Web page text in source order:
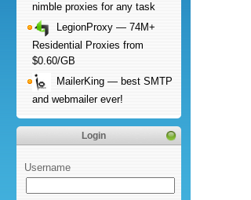
nimble proxies for any task
LegionProxy — 74M+
Residential Proxies from
$0.60/GB
MailerKing — best SMTP
and webmailer ever!
Login
Username